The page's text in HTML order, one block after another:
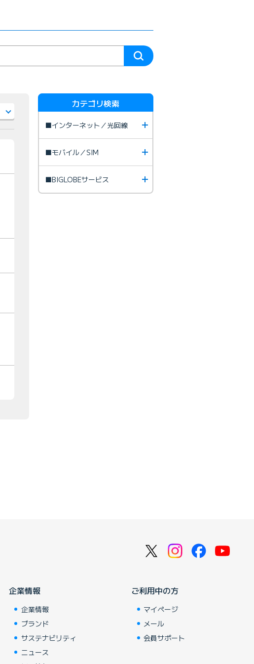
カテゴリ検索
■インターネット／光回線
■モバイル／SIM
■BIGLOBEサービス
企業情報
企業情報
ブランド
サステナビリティ
ニュース
ご利用中の方
マイページ
メール
会員サポート